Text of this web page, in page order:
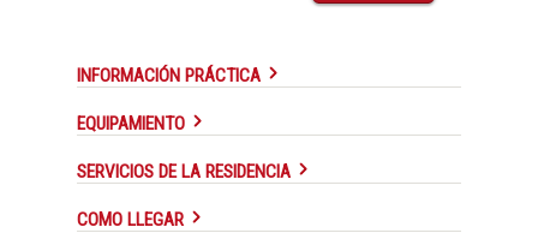
INFORMACIÓN PRÁCTICA
EQUIPAMIENTO
SERVICIOS DE LA RESIDENCIA
COMO LLEGAR